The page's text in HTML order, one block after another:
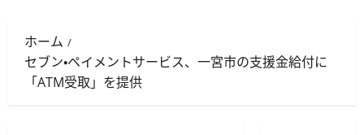
ホーム
セブン・ペイメントサービス、一宮市の支援金給付に
「ATM受取」を提供